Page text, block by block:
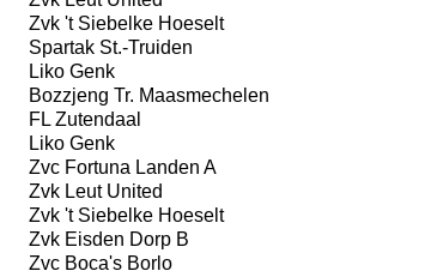
Zvk 't Siebelke Hoeselt
Spartak St.-Truiden
Liko Genk
Bozzjeng Tr. Maasmechelen
FL Zutendaal
Liko Genk
Zvc Fortuna Landen A
Zvk Leut United
Zvk 't Siebelke Hoeselt
Zvk Eisden Dorp B
Zvc Boca's Borlo